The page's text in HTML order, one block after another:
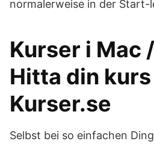
normalerweise in der Start-
Kurser i Mac
Hitta din
Kurser.se
Selbst bei so einfachen